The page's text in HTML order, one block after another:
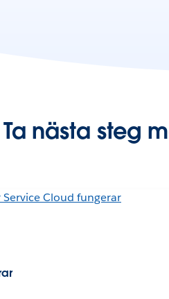
Ta nästa steg